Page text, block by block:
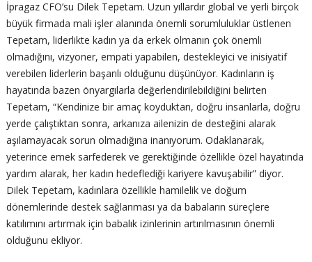
İpragaz CFO’su Dilek Tepetam. Uzun yıllardır global ve yerli birçok
büyük firmada mali işler alanında önemli sorumluluklar üstlenen
Tepetam, liderlikte kadın ya da erkek olmanın çok önemli
olmadığını, vizyoner, empati yapabilen, destekleyici ve inisiyatif
verebilen liderlerin başarılı olduğunu düşünüyor. Kadınların iş
hayatında bazen önyargılarla değerlendirilebildiğini belirten
Tepetam, “Kendinize bir amaç koyduktan, doğru insanlarla, doğru
yerde çalıştıktan sonra, arkanıza ailenizin de desteğini alarak
aşılamayacak sorun olmadığına inanıyorum. Odaklanarak,
yeterince emek sarfederek ve gerektiğinde özellikle özel hayatında
yardım alarak, her kadın hedeflediği kariyere kavuşabilir” diyor.
Dilek Tepetam, kadınlara özellikle hamilelik ve doğum
dönemlerinde destek sağlanması ya da babaların süreçlere
katılımını artırmak için babalık izinlerinin artırılmasının önemli
olduğunu ekliyor.